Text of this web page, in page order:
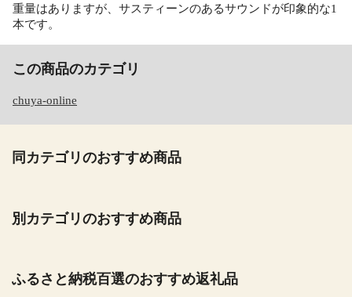
重量はありますが、サスティーンのあるサウンドが印象的な1
本です。
この商品のカテゴリ
chuya-online
同カテゴリのおすすめ商品
別カテゴリのおすすめ商品
ふるさと納税百選のおすすめ返礼品